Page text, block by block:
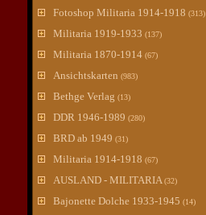
Fotoshop Militaria 1914-1918 (313)
Militaria 1919-1933 (137)
Militaria 1870-1914 (67)
Ansichtskarten (983)
Bethge Verlag (13)
DDR 1946-1989 (280)
BRD ab 1949 (31)
Militaria 1914-1918 (67)
AUSLAND - MILITARIA (32)
Bajonette Dolche 1933-1945 (14)